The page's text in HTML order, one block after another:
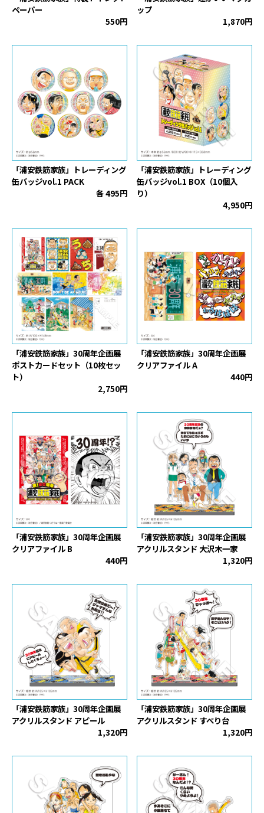
ペーパー
550円
ップ
1,870円
「浦安鉄筋家族」トレーディング
缶バッジvol.1 PACK
各 495円
「浦安鉄筋家族」トレーディング
缶バッジvol.1 BOX（10個入
り）
4,950円
「浦安鉄筋家族」30周年企画展
ポストカードセット（10枚セッ
ト）
2,750円
「浦安鉄筋家族」30周年企画展
クリアファイル A
440円
「浦安鉄筋家族」30周年企画展
クリアファイル B
440円
「浦安鉄筋家族」30周年企画展
アクリルスタンド 大沢木一家
1,320円
「浦安鉄筋家族」30周年企画展
アクリルスタンド アピール
1,320円
「浦安鉄筋家族」30周年企画展
アクリルスタンド すべり台
1,320円